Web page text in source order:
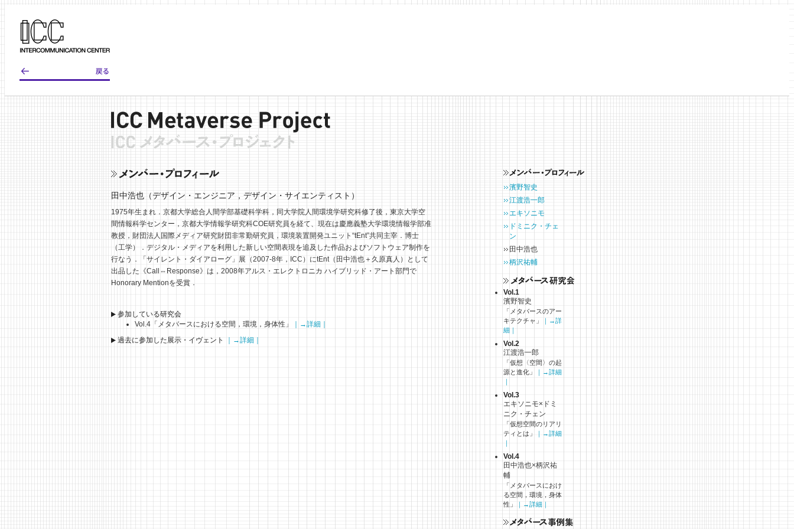
田中浩也（デザイン・エンジニア，デザイン・サイエンティスト）
1975年生まれ．京都大学総合人間学部基礎科学科，同大学院人間環境学研究科修了後，東京大学空
間情報科学センター，京都大学情報学研究科COE研究員を経て、現在は慶應義塾大学環境情報学部准
教授，財団法人国際メディア研究財団非常勤研究員，環境装置開発ユニット“tEnt”共同主宰．博士
（工学）．デジタル・メディアを利用した新しい空間表現を追及した作品およびソフトウェア制作を
行なう．「サイレント・ダイアローグ」展（2007-8年，ICC）にtEnt（田中浩也＋久原真人）として
出品した《Call⇔Response》は，2008年アルス・エレクトロニカ ハイブリッド・アート部門で
Honorary Mentionを受賞．
参加している研究会
Vol.4「メタバースにおける空間，環境，身体性」
｜→詳細｜
過去に参加した展示・イヴェント
｜→詳細｜
濱野智史
江渡浩一郎
エキソニモ
ドミニク・チェ
ン
田中浩也
柄沢祐輔
Vol.1
濱野智史
「メタバースのアー
キテクチャ」
｜→詳
細｜
Vol.2
江渡浩一郎
「仮想〈空間〉の起
源と進化」
｜→詳細
｜
Vol.3
エキソニモ×ドミ
ニク・チェン
「仮想空間のリアリ
ティとは」
｜→詳細
｜
Vol.4
田中浩也×柄沢祐
輔
「メタバースにおけ
る空間，環境，身体
性」
｜→詳細｜